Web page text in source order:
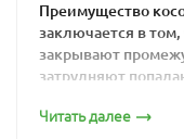
Поскольку этот
используется «на
мог переносить
без какого-либо
считается одной
лиственницы.
Преимущество
заключается в
закрывают
затрудняют
монтаж
Читать далее